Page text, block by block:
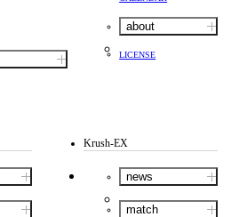
about
LICENSE
Krush-EX
news
match